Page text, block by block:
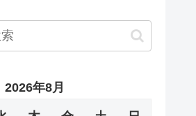
2026年8月